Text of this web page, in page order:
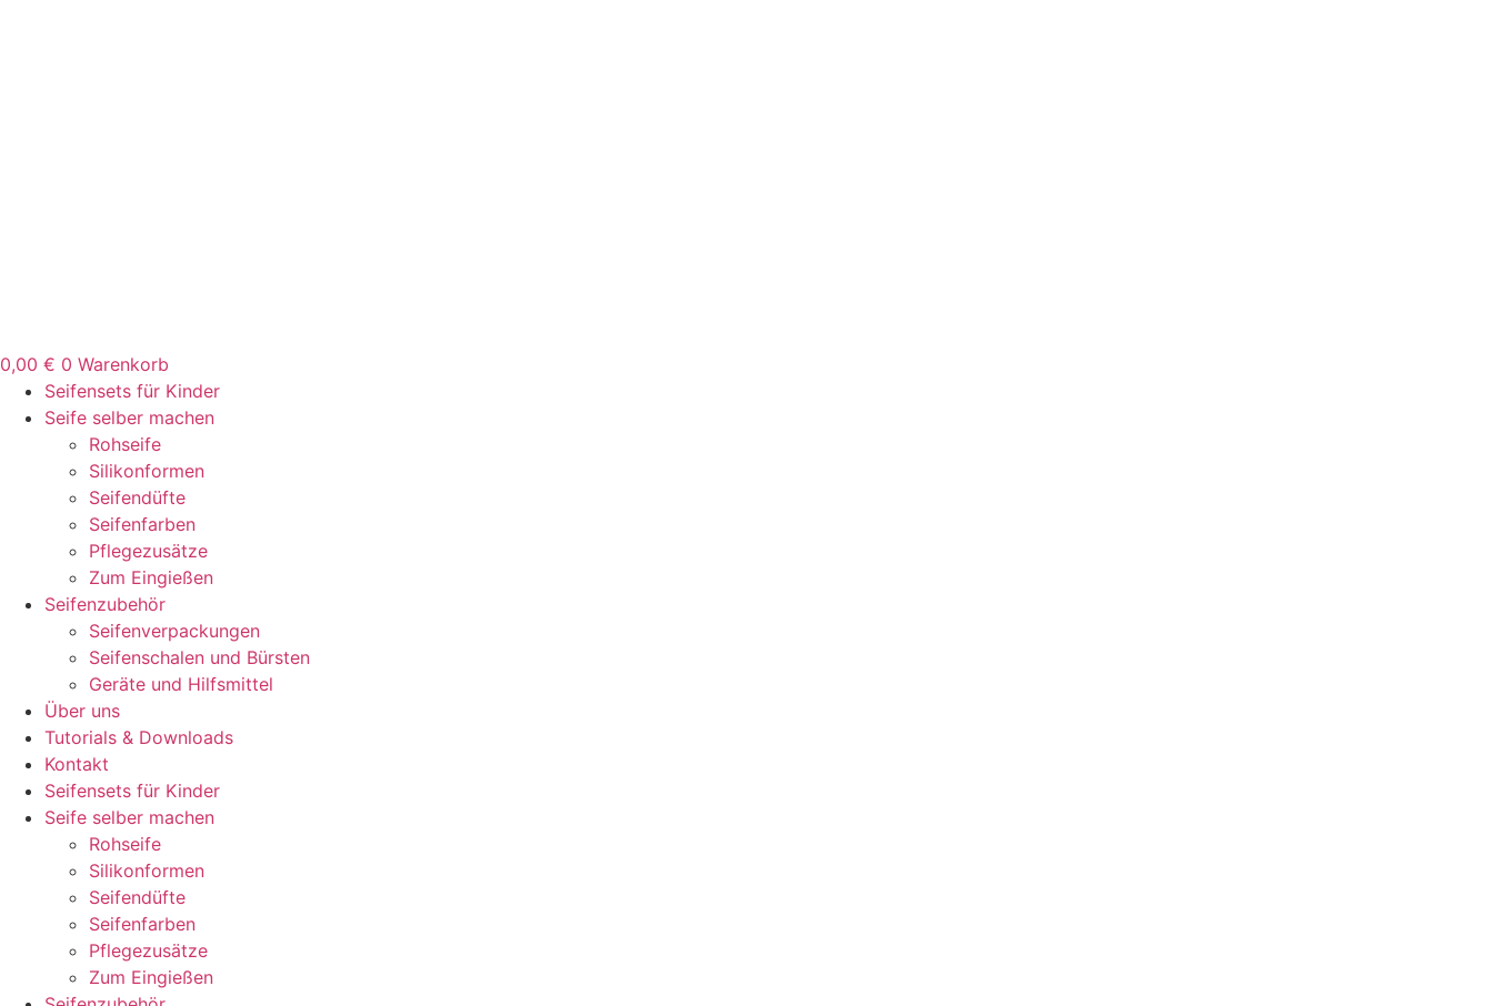
0,00 € 0 Warenkorb
Seifensets für Kinder
Seife selber machen
Rohseife
Silikonformen
Seifendüfte
Seifenfarben
Pflegezusätze
Zum Eingießen
Seifenzubehör
Seifenverpackungen
Seifenschalen und Bürsten
Geräte und Hilfsmittel
Über uns
Tutorials & Downloads
Kontakt
Seifensets für Kinder
Seife selber machen
Rohseife
Silikonformen
Seifendüfte
Seifenfarben
Pflegezusätze
Zum Eingießen